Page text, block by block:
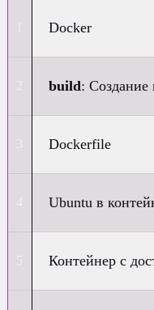
Docker
build: Создание
Dockerfile
Ubuntu в
Контейнер с